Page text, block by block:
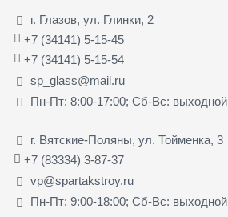
г. Глазов, ул. Глинки, 2
+7 (34141) 5-15-45
+7 (34141) 5-15-54
sp_glass@mail.ru
Пн-Пт: 8:00-17:00; Сб-Вс: выходной
г. Вятские-Поляны, ул. Тойменка, 3
+7 (83334) 3-87-37
vp@spartakstroy.ru
Пн-Пт: 9:00-18:00; Сб-Вс: выходной